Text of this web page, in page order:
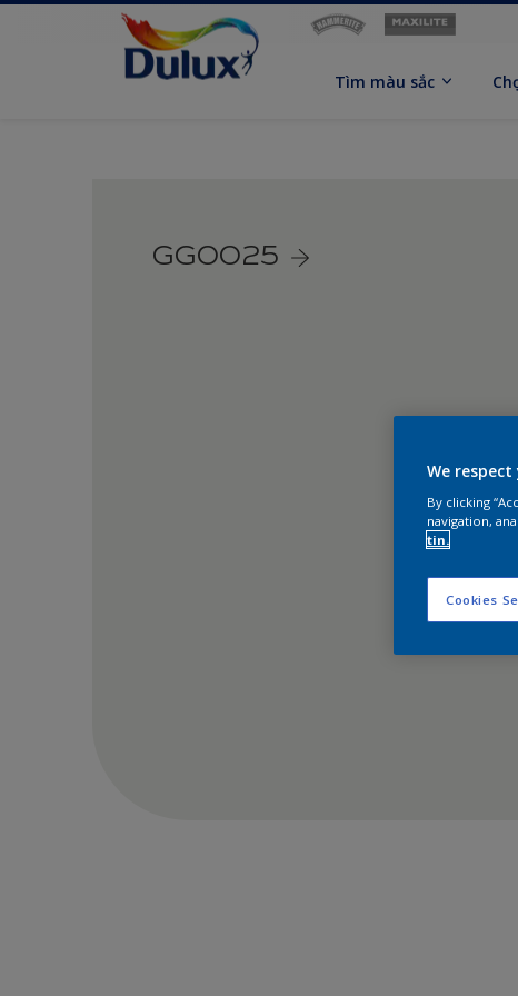
Tìm màu sắc
GG0025
We
By clicking
navigation,
tin.
Cookies